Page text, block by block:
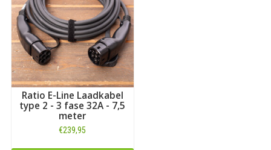
Ratio E-Line Laadkabel
type 2 - 3 fase 32A - 7,5
meter
€239,95